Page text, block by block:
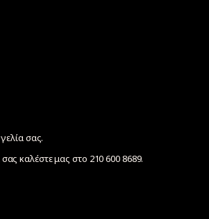
σας.
καλέστε μας στο 210 600 8689.